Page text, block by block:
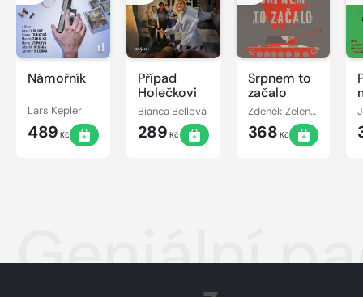
Námořník
Lars Kepler
489 Kč
Případ
Holečkovi
Bianca Bellová
289 Kč
Srpnem to
začalo
Zdeněk Zelenka
368 Kč
Geniální